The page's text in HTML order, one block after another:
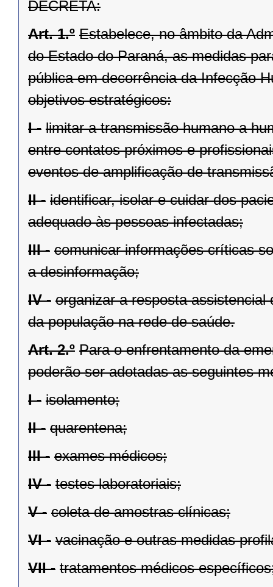
DECRETA:
Art. 1.º Estabelece, no âmbito da
do Estado do Paraná, as medidas
pública em decorrência da Infecção
objetivos estratégicos:
I - limitar a transmissão humano a
entre contatos próximos e
eventos de amplificação de
II - identificar, isolar e cuidar dos
adequado às pessoas infectadas;
III - comunicar informações críticas
a desinformação;
IV - organizar a resposta
da população na rede de saúde.
Art. 2.º Para o enfrentamento da
poderão ser adotadas as seguintes
I - isolamento;
II - quarentena;
III - exames médicos;
IV - testes laboratoriais;
V - coleta de amostras clínicas;
VI - vacinação e outras medidas
VII - tratamentos médicos